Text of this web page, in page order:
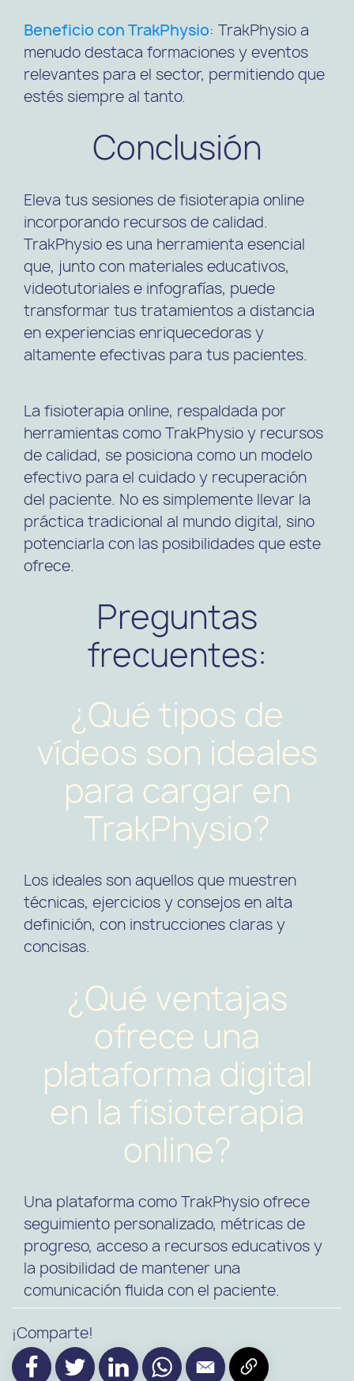
Beneficio con TrakPhysio: TrakPhysio a
menudo destaca formaciones y eventos
relevantes para el sector, permitiendo que
estés siempre al tanto.
Conclusión
Eleva tus sesiones de fisioterapia online
incorporando recursos de calidad.
TrakPhysio es una herramienta esencial
que, junto con materiales educativos,
videotutoriales e infografías, puede
transformar tus tratamientos a distancia
en experiencias enriquecedoras y
altamente efectivas para tus pacientes.
La fisioterapia online, respaldada por
herramientas como TrakPhysio y recursos
de calidad, se posiciona como un modelo
efectivo para el cuidado y recuperación
del paciente. No es simplemente llevar la
práctica tradicional al mundo digital, sino
potenciarla con las posibilidades que este
ofrece.
Preguntas
frecuentes:
¿Qué tipos de
vídeos son ideales
para cargar en
TrakPhysio?
Los ideales son aquellos que muestren
técnicas, ejercicios y consejos en alta
definición, con instrucciones claras y
concisas.
¿Qué ventajas
ofrece una
plataforma digital
en la fisioterapia
online?
Una plataforma como TrakPhysio ofrece
seguimiento personalizado, métricas de
progreso, acceso a recursos educativos y
la posibilidad de mantener una
comunicación fluida con el paciente.
¡Comparte!